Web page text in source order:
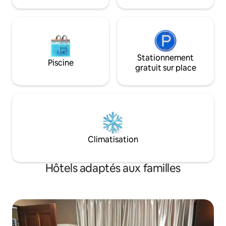
Suria Sabah
Piscine
Stationnement
gratuit sur place
Climatisation
Hôtels adaptés aux familles